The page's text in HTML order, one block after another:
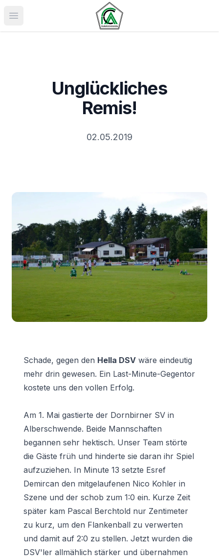
Menü öffnen
Unglückliches
Remis!
02.05.2019
Schade, gegen den Hella DSV wäre eindeutig
mehr drin gewesen. Ein Last-Minute-Gegentor
kostete uns den vollen Erfolg.
Am 1. Mai gastierte der Dornbirner SV in
Alberschwende. Beide Mannschaften
begannen sehr hektisch. Unser Team störte
die Gäste früh und hinderte sie daran ihr Spiel
aufzuziehen. In Minute 13 setzte Esref
Demircan den mitgelaufenen Nico Kohler in
Szene und der schob zum 1:0 ein. Kurze Zeit
später kam Pascal Berchtold nur Zentimeter
zu kurz, um den Flankenball zu verwerten
und damit auf 2:0 zu stellen. Jetzt wurden die
DSV'ler allmählich stärker und übernahmen